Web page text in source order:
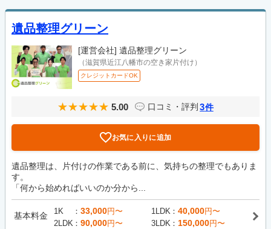
遺品整理グリーン
[運営会社] 遺品整理グリーン
（滋賀県近江八幡市の空き家片付け）
クレジットカードOK
5.00 口コミ・評判 3件
お気に入りに追加
遺品整理は、片付けの作業である前に、気持ちの整理でもありま
す。
「何から始めればいいのか分から...
基本料金 1K 33,000円〜 1LDK 40,000円〜
2LDK
90,000円〜 3LDK 150,000円〜